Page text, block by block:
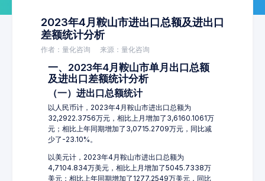
2023年4月鞍山市进出口总额及进出口
差额统计分析
作者：量化咨询 来源：量化咨询
一、2023年4月鞍山市单月出口总额
及进出口差额统计分析
（一）进出口总额统计
以人民币计，2023年4月鞍山市进出口总额为
32,2922.3756万元，相比上月增加了3,6160.1061万
元；相比上年同期增加了3,0715.2709万元，同比减
少了-23.10%。
以美元计，2023年4月鞍山市进出口总额为
4,7104.834万美元，相比上月增加了5045.7338万
美元；相比上年同期增加了1277.2549万美元，同比